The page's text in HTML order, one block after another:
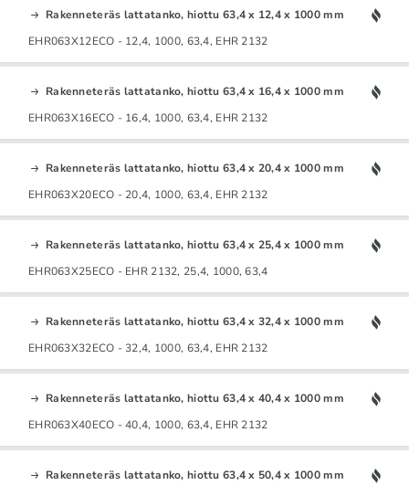
Rakenneteräs lattatanko, hiottu 63,4 x 12,4 x 1000 mm
EHR063X12ECO - 12,4, 1000, 63,4, EHR 2132
Rakenneteräs lattatanko, hiottu 63,4 x 16,4 x 1000 mm
EHR063X16ECO - 16,4, 1000, 63,4, EHR 2132
Rakenneteräs lattatanko, hiottu 63,4 x 20,4 x 1000 mm
EHR063X20ECO - 20,4, 1000, 63,4, EHR 2132
Rakenneteräs lattatanko, hiottu 63,4 x 25,4 x 1000 mm
EHR063X25ECO - EHR 2132, 25,4, 1000, 63,4
Rakenneteräs lattatanko, hiottu 63,4 x 32,4 x 1000 mm
EHR063X32ECO - 32,4, 1000, 63,4, EHR 2132
Rakenneteräs lattatanko, hiottu 63,4 x 40,4 x 1000 mm
EHR063X40ECO - 40,4, 1000, 63,4, EHR 2132
Rakenneteräs lattatanko, hiottu 63,4 x 50,4 x 1000 mm